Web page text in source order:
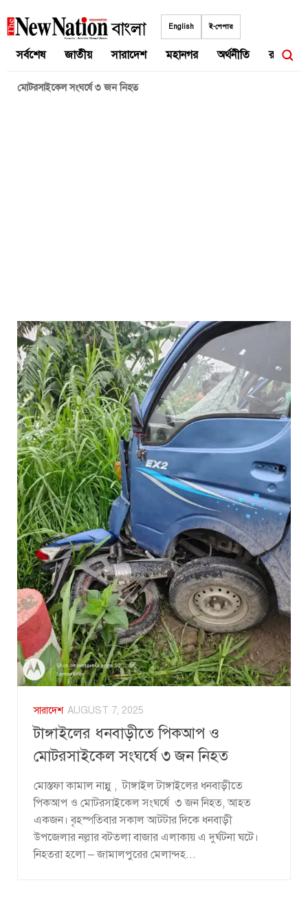
to
English ই-পেপার
সর্বশেষ জাতীয় সারাদেশ মহানগর অর্থনীতি রাজনীতি
মোটরসাইকেল সংঘর্ষে ৩ জন নিহত
সারাদেশ AUGUST 7, 2025
টাঙ্গাইলের ধনবাড়ীতে পিকআপ ও
মোটরসাইকেল সংঘর্ষে ৩ জন নিহত
মোস্তফা কামাল নান্নু , টাঙ্গাইল টাঙ্গাইলের ধনবাড়ীতে
পিকআপ ও মোটরসাইকেল সংঘর্ষে ৩ জন নিহত, আহত
একজন। বৃহস্পতিবার সকাল আটটার দিকে ধনবাড়ী
উপজেলার নল্লার বটতলা বাজার এলাকায় এ দুর্ঘটনা ঘটে।
নিহতরা হলো – জামালপুরের মেলান্দহ...